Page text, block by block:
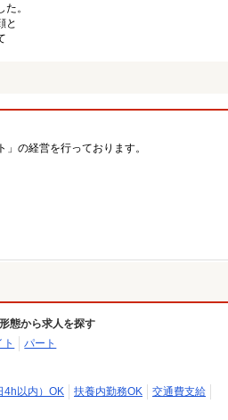
。
と
の経営を行っております。
態から求人を探す
パート
4h以内）OK 扶養内勤務OK
交通費支給